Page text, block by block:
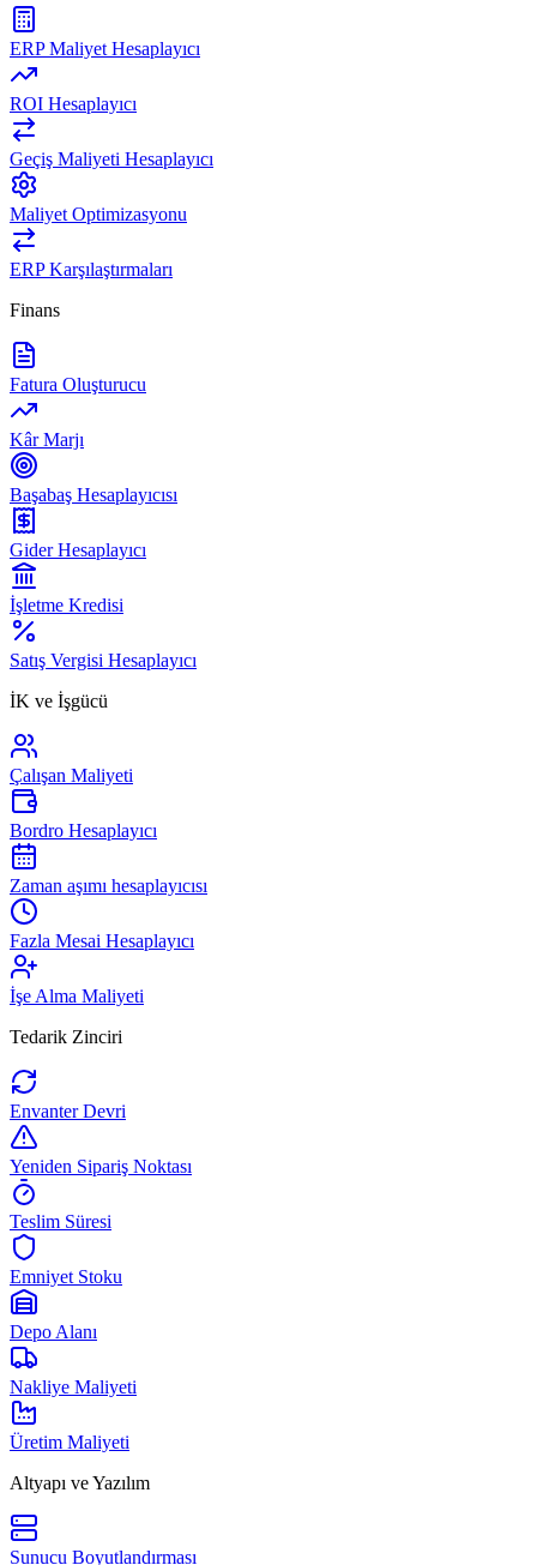
ERP Maliyet Hesaplayıcı
ROI Hesaplayıcı
Geçiş Maliyeti Hesaplayıcı
Maliyet Optimizasyonu
ERP Karşılaştırmaları
Finans
Fatura Oluşturucu
Kâr Marjı
Başabaş Hesaplayıcısı
Gider Hesaplayıcı
İşletme Kredisi
Satış Vergisi Hesaplayıcı
İK ve İşgücü
Çalışan Maliyeti
Bordro Hesaplayıcı
Zaman aşımı hesaplayıcısı
Fazla Mesai Hesaplayıcı
İşe Alma Maliyeti
Tedarik Zinciri
Envanter Devri
Yeniden Sipariş Noktası
Teslim Süresi
Emniyet Stoku
Depo Alanı
Nakliye Maliyeti
Üretim Maliyeti
Altyapı ve Yazılım
Sunucu Boyutlandırması